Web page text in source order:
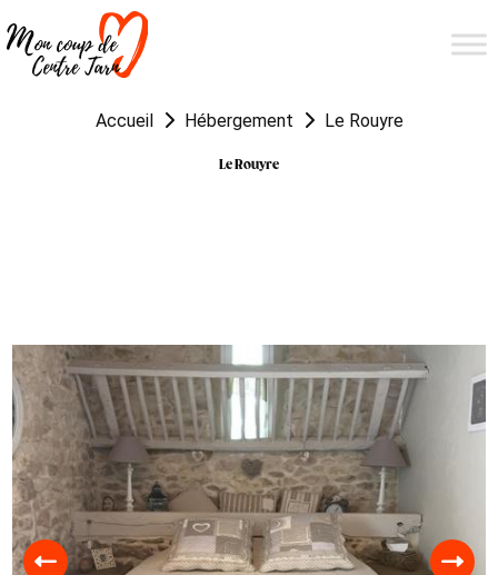
Accueil Hébergement Le Rouyre
Le Rouyre